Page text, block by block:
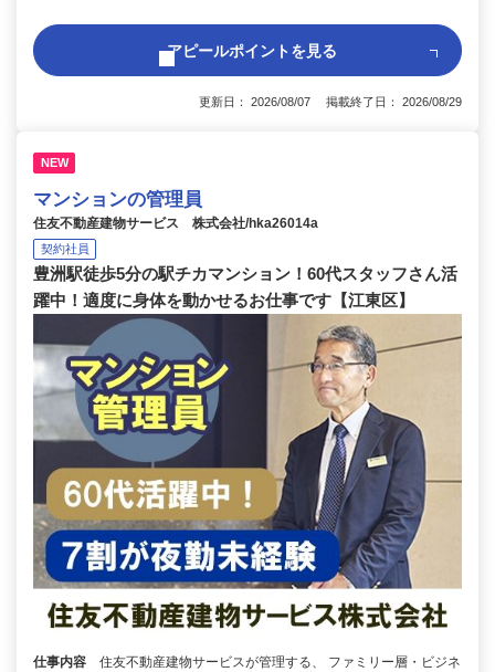
アピールポイントを見る
更新日： 2026/08/07 掲載終了日： 2026/08/29
NEW
マンションの管理員
住友不動産建物サービス 株式会社/hka26014a
契約社員
豊洲駅徒歩5分の駅チカマンション！60代スタッフさん活
躍中！適度に身体を動かせるお仕事です【江東区】
仕事内容
住友不動産建物サービスが管理する、 ファミリー層・ビジネ